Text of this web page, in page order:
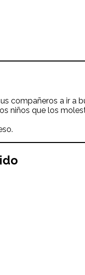
compañeros a ir a
niños que los